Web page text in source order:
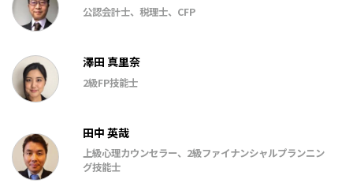
公認会計士、税理士、CFP
澤田 真里奈
2級FP技能士
田中 英哉
上級心理カウンセラー、2級ファイナンシャルプランニン
グ技能士